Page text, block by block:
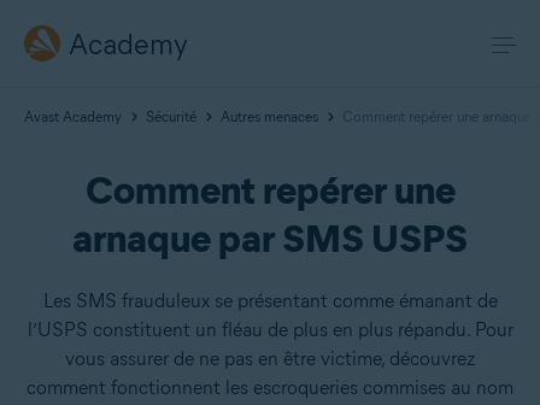
Academy
Avast Academy Sécurité Autres menaces Comment repérer une arnaque
Comment repérer une
arnaque par SMS USPS
Les SMS frauduleux se présentant comme émanant de
l’USPS constituent un fléau de plus en plus répandu. Pour
vous assurer de ne pas en être victime, découvrez
comment fonctionnent les escroqueries commises au nom